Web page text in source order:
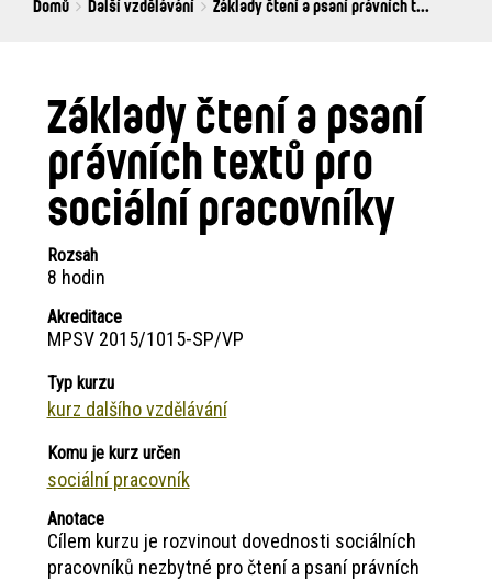
Breadcrumbs
You
Domů Další vzdělávání Základy čtení a psaní právních t...
Základy čtení a psaní
právních textů pro
sociální pracovníky
Rozsah
8 hodin
Akreditace
MPSV 2015/1015-SP/VP
Typ kurzu
kurz dalšího vzdělávání
Komu je kurz určen
sociální pracovník
Anotace
Cílem kurzu je rozvinout dovednosti sociálních
pracovníků nezbytné pro čtení a psaní právních